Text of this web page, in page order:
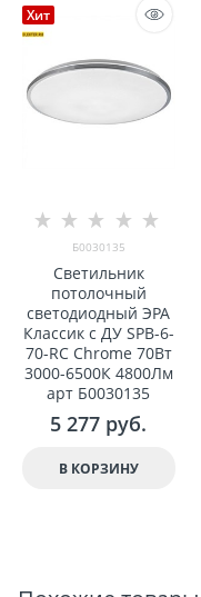
Хит
Б0030135
Светильник
потолочный
светодиодный ЭРА
Классик с ДУ SPB-6-
70-RC Chrome 70Вт
3000-6500К 4800Лм
арт Б0030135
5 277 руб.
В КОРЗИНУ